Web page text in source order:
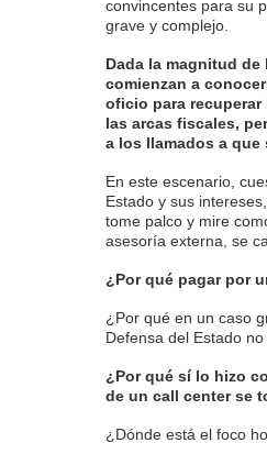
convincentes para su
grave y complejo.
Dada la magnitud
comienzan a
oficio para
las arcas fiscales,
a los llamados a que
En este escenario,
Estado y sus
tome palco y mire
asesoría externa, se
¿Por qué pagar por
¿Por qué en un caso
Defensa del Estado
¿Por qué sí lo hizo
de un call center se
¿Dónde está el foco